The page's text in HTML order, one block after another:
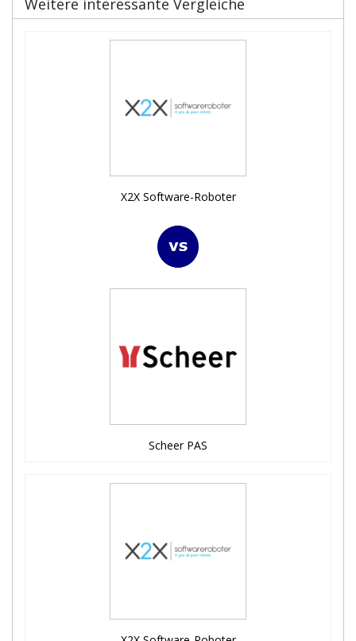
Weitere interessante Vergleiche
X2X Software-Roboter
Scheer PAS